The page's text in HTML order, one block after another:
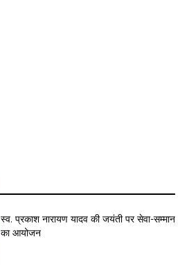
स्व. प्रकाश नारायण यादव की जयंती पर सेवा-सम्मान
का आयोजन